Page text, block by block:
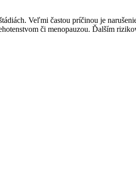
Veľmi častou príčinou je
či menopauzou. Ďalším